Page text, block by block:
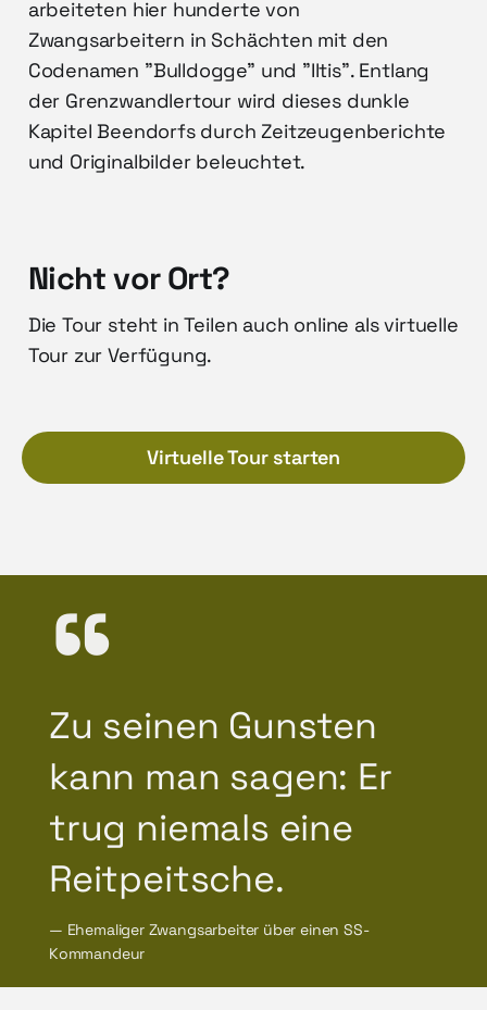
arbeiteten hier hunderte von
Zwangsarbeitern in Schächten mit den
Codenamen "Bulldogge" und "Iltis". Entlang
der Grenzwandlertour wird dieses dunkle
Kapitel Beendorfs durch Zeitzeugenberichte
und Originalbilder beleuchtet.
Nicht vor Ort?
Die Tour steht in Teilen auch online als virtuelle
Tour zur Verfügung.
Virtuelle Tour starten
“
Zu seinen Gunsten
kann man sagen: Er
trug niemals eine
Reitpeitsche.
— Ehemaliger Zwangsarbeiter über einen SS-
Kommandeur